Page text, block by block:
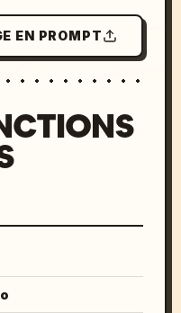
EN PROMPT